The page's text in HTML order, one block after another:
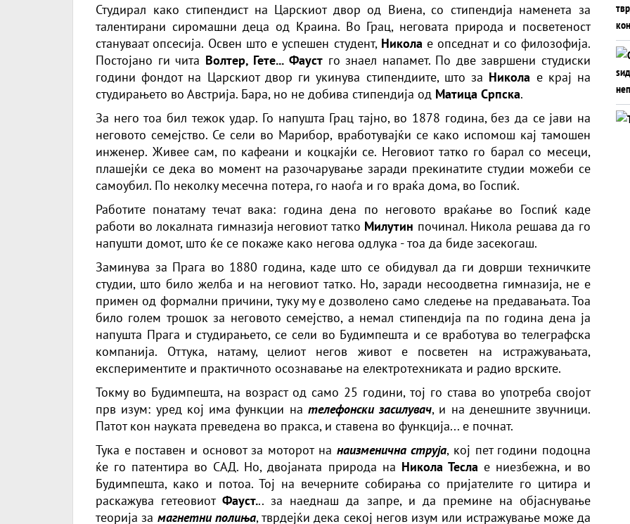
Студирал како стипендист на Царскиот двор од Виена, со стипендија наменета за
талентирани сиромашни деца од Краина. Во Грац, неговата природа и посветеност
стануваат опсесија. Освен што е успешен студент, Никола е опседнат и со филозофија.
Постојано ги чита Волтер, Гете... Фаустго знаел напамет. По две завршени студиски
години фондот на Царскиот двор ги укинува стипендиите, што за Никола е крај на
студирањето во Австрија. Бара, но не добива стипендија од Матица Српска.
За него тоа бил тежок удар. Го напушта Грац тајно, во 1878 година, без да се јави на
неговото семејство. Се сели во Марибор, вработувајќи се како испомош кај тамошен
инженер. Живее сам, по кафеани и коцкајќи се. Неговиот татко го барал со месеци,
плашејќи се дека во момент на разочарување заради прекинатите студии можеби се
самоубил. По неколку месечна потера, го наоѓа и го враќа дома, во Госпиќ.
Работите понатаму течат вака: година дена по неговото враќање во Госпиќ каде
работи во локалната гимназија неговиот татко Милутин починал. Никола решава да го
напушти домот, што ќе се покаже како негова одлука - тоа да биде засекогаш.
Заминува за Прага во 1880 година, каде што се обидувал да ги доврши техничките
студии, што било желба и на неговиот татко. Но, заради несоодветна гимназија, не е
примен од формални причини, туку му е дозволено само следење на предавањата. Тоа
било голем трошок за неговото семејство, а немал стипендија па по година дена ја
напушта Прага и студирањето, се сели во Будимпешта и се вработува во телеграфска
компанија. Оттука, натаму, целиот негов живот е посветен на истражувањата,
експериментите и практичното осознавање на електротехниката и радио врските.
Токму во Будимпешта, на возраст од само 25 години, тој го става во употреба својот
прв изум: уред кој има функции на телефонски засилувач, и на денешните звучници.
Патот кон науката преведена во пракса, и ставена во функција... е почнат.
Тука е поставен и основот за моторот на наизменична струја, кој пет години подоцна
ќе го патентира во САД. Но, двојаната природа на Никола Тесла е ниезбежна, и во
Будимпешта, како и потоа. Тој на вечерните собирања со пријателите го цитира и
раскажува гетеовиотФауст... за наеднаш да запре, и да премине на објаснување
теорија за магнетни полиња, тврдејќи дека секој негов изум или истражување може да